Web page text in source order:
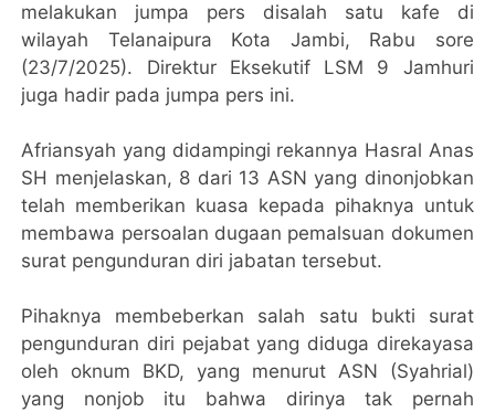
melakukan jumpa pers disalah satu kafe di
wilayah Telanaipura Kota Jambi, Rabu sore
(23/7/2025). Direktur Eksekutif LSM 9 Jamhuri
juga hadir pada jumpa pers ini.
Afriansyah yang didampingi rekannya Hasral Anas
SH menjelaskan, 8 dari 13 ASN yang dinonjobkan
telah memberikan kuasa kepada pihaknya untuk
membawa persoalan dugaan pemalsuan dokumen
surat pengunduran diri jabatan tersebut.
Pihaknya membeberkan salah satu bukti surat
pengunduran diri pejabat yang diduga direkayasa
oleh oknum BKD, yang menurut ASN (Syahrial)
yang nonjob itu bahwa dirinya tak pernah